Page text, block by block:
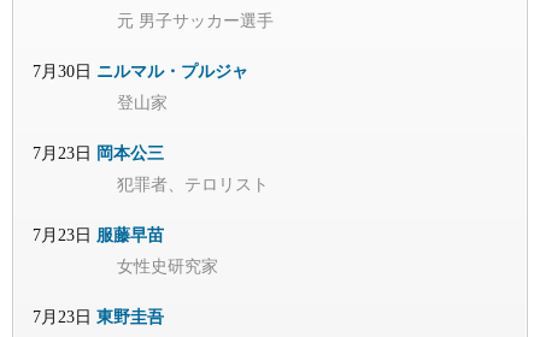
元 男子サッカー選手
7月30日 ニルマル・プルジャ
登山家
7月23日 岡本公三
犯罪者、テロリスト
7月23日 服藤早苗
女性史研究家
7月23日 東野圭吾